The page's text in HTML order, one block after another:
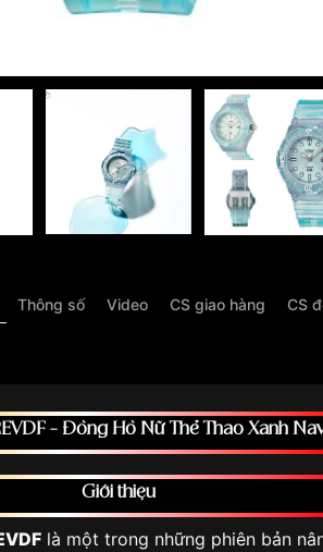
Thông số Video CS giao hàng CS
– Đồng Hồ Nữ Thể Thao Xanh
Giới thiệu
là một trong những phiên bản